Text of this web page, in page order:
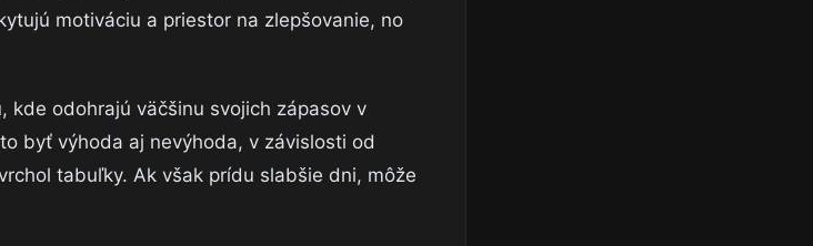
motiváciu a priestor na zlepšovanie, no
kde odohrajú väčšinu svojich zápasov v
byť výhoda aj nevýhoda, v závislosti od
tabuľky. Ak však prídu slabšie dni, môže